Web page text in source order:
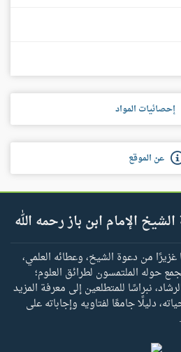
إحصائيات المواد
عن الموقع
الإمام ابن باز رحمه الله
من دعوة الشيخ، وعطائه العلمي،
حوله الملتمسون لطرائق العلوم؛
نبراسًا للمتطلعين إلى معرفة المزيد
دليلًا جامعًا لفتاويه وإجاباته على